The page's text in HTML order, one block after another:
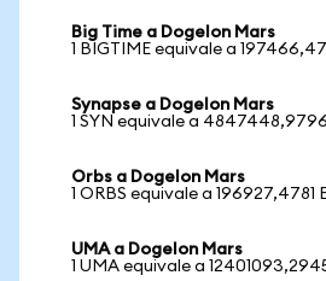
Big Time a Dogelon Mars
1 BIGTIME equivale a
Synapse a Dogelon Mars
1 SYN equivale a
Orbs a Dogelon Mars
1 ORBS equivale a 196927,4781
UMA a Dogelon Mars
1 UMA equivale a